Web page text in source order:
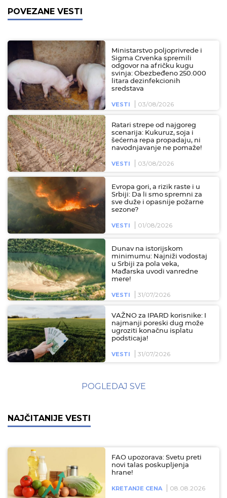
POVEZANE VESTI
Ministarstvo poljoprivrede i
Sigma Crvenka spremili
odgovor na afričku kugu
svinja: Obezbeđeno 250.000
litara dezinfekcionih
sredstava
VESTI 03/08/2026
Ratari strepe od najgoreg
scenarija: Kukuruz, soja i
šećerna repa propadaju, ni
navodnjavanje ne pomaže!
VESTI 03/08/2026
Evropa gori, a rizik raste i u
Srbiji: Da li smo spremni za
sve duže i opasnije požarne
sezone?
VESTI 01/08/2026
Dunav na istorijskom
minimumu: Najniži vodostaj
u Srbiji za pola veka,
Mađarska uvodi vanredne
mere!
VESTI 31/07/2026
VAŽNO za IPARD korisnike: I
najmanji poreski dug može
ugroziti konačnu isplatu
podsticaja!
VESTI 31/07/2026
POGLEDAJ SVE
NAJČITANIJE VESTI
FAO upozorava: Svetu preti
novi talas poskupljenja
hrane!
KRETANJE CENA 08.08.2026